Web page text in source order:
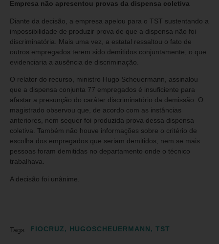
Empresa não apresentou provas da dispensa coletiva
Diante da decisão, a empresa apelou para o TST sustentando a
impossibilidade de produzir prova de que a dispensa não foi
discriminatória. Mais uma vez, a estatal ressaltou o fato de
outros empregados terem sido demitidos conjuntamente, o que
evidenciaria a ausência de discriminação.
O relator do recurso, ministro Hugo Scheuermann, assinalou
que a dispensa conjunta 77 empregados é insuficiente para
afastar a presunção do caráter discriminatório da demissão. O
magistrado observou que, de acordo com as instâncias
anteriores, nem sequer foi produzida prova dessa dispensa
coletiva. Também não houve informações sobre o critério de
escolha dos empregados que seriam demitidos, nem se mais
pessoas foram demitidas no departamento onde o técnico
trabalhava.
A decisão foi unânime.
Tags FIOCRUZ, HUGOSCHEUERMANN, TST